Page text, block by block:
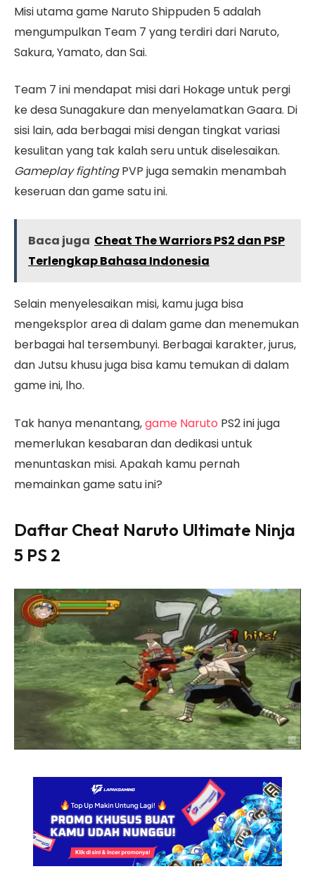
Misi utama game Naruto Shippuden 5 adalah
mengumpulkan Team 7 yang terdiri dari Naruto,
Sakura, Yamato, dan Sai.
Team 7 ini mendapat misi dari Hokage untuk pergi
ke desa Sunagakure dan menyelamatkan Gaara. Di
sisi lain, ada berbagai misi dengan tingkat variasi
kesulitan yang tak kalah seru untuk diselesaikan.
Gameplay fightingPVP juga semakin menambah
keseruan dan game satu ini.
Baca juga Cheat The Warriors PS2 dan PSP
Terlengkap Bahasa Indonesia
Selain menyelesaikan misi, kamu juga bisa
mengeksplor area di dalam game dan menemukan
berbagai hal tersembunyi. Berbagai karakter, jurus,
dan Jutsu khusu juga bisa kamu temukan di dalam
game ini, lho.
Tak hanya menantang,game Naruto PS2 ini juga
memerlukan kesabaran dan dedikasi untuk
menuntaskan misi. Apakah kamu pernah
memainkan game satu ini?
Daftar Cheat Naruto Ultimate Ninja
5 PS 2